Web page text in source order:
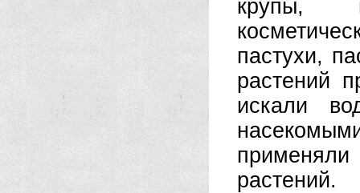
крупы,
пастухи,
растений
искали
растений.